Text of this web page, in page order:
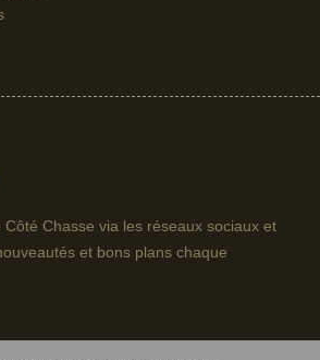
Côté Chasse via les réseaux sociaux et
et bons plans chaque